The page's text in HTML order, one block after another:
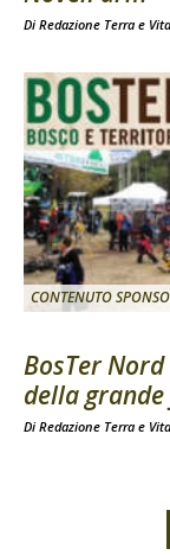
Di Redazione Terra e Vita
CONTENUTO
BosTer
della
Di Redazione Terra e Vita